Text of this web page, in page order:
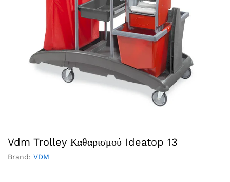
Vdm Trolley Καθαρισμού Ideatop 13
Brand: VDM